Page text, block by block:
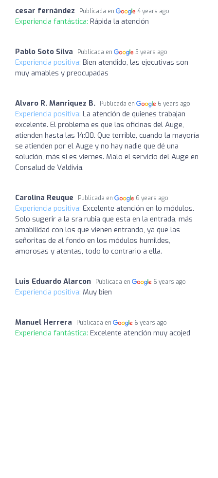
cesar fernández Publicada en 4 years ago
Experiencia fantástica: Rápida la atención
Pablo Soto Silva Publicada en 5 years ago
Experiencia positiva: Bien atendido, las ejecutivas son
muy amables y preocupadas
Alvaro R. Manriquez B. Publicada en 6 years ago
Experiencia positiva: La atención de quienes trabajan
excelente. El problema es que las oficinas del Auge,
atienden hasta las 14:00. Que terrible, cuando la mayoría
se atienden por el Auge y no hay nadie que dé una
solución, más si es viernes. Malo el servicio del Auge en
Consalud de Valdivia.
Carolina Reuque Publicada en 6 years ago
Experiencia positiva: Excelente atención en lo módulos.
Solo sugerir a la sra rubia que esta en la entrada, más
amabilidad con los que vienen entrando, ya que las
señoritas de al fondo en los módulos humildes,
amorosas y atentas, todo lo contrario a ella.
Luis Eduardo Alarcon Publicada en 6 years ago
Experiencia positiva: Muy bien
Manuel Herrera Publicada en 6 years ago
Experiencia fantástica: Excelente atención muy acojed